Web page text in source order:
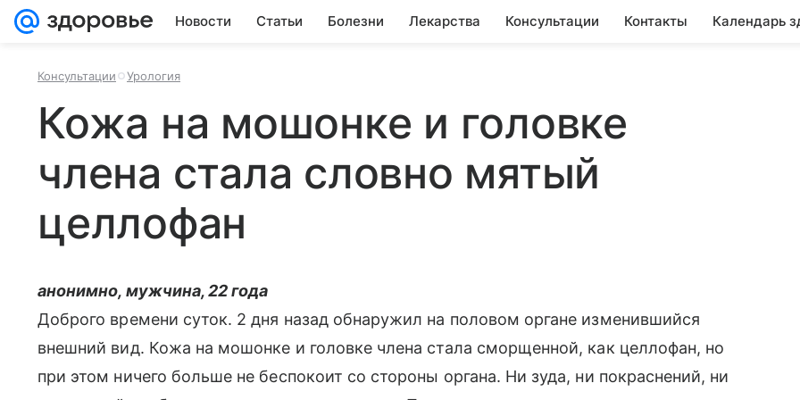
Новости Статьи Болезни Лекарства Консультации Контакты Календарь
Консультации Урология
Кожа на мошонке и головке
члена стала словно мятый
целлофан
анонимно, мужчина, 22 года
Доброго времени суток. 2 дня назад обнаружил на половом органе изменившийся
внешний вид. Кожа на мошонке и головке члена стала сморщенной, как целлофан, но
при этом ничего больше не беспокоит со стороны органа. Ни зуда, ни покраснений, ни